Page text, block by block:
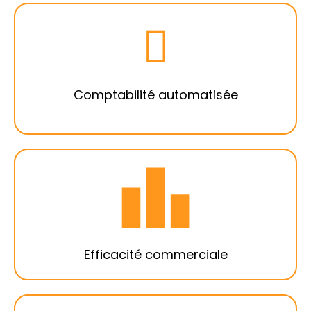
Comptabilité automatisée
ordonnée qui vous permet de répondre à
et gagner du temps.
Efficacité commerciale
Vous limitez les tâches chronophages en
étant plus efficace dans votre gestion
votre activité commerciale et rentrez ainsi